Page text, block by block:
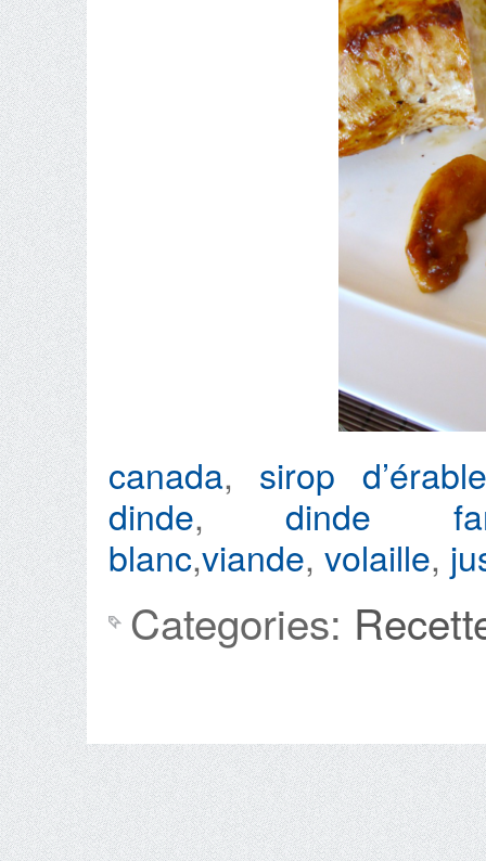
canada, sirop d’érable
dinde,dinde
blanc,viande, volaille,
Categories: